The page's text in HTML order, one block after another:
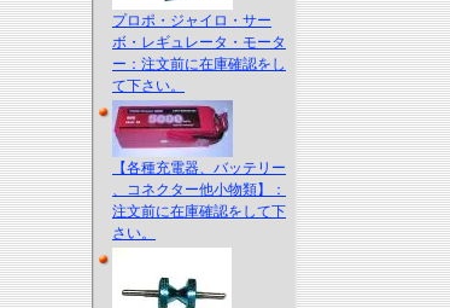
プロポ・ジャイロ・サー
ボ・レギュレータ・モータ
ー：注文前に在庫確認をし
て下さい。
【各種充電器、バッテリー
、コネクター他小物類】：
注文前に在庫確認をして下
さい。